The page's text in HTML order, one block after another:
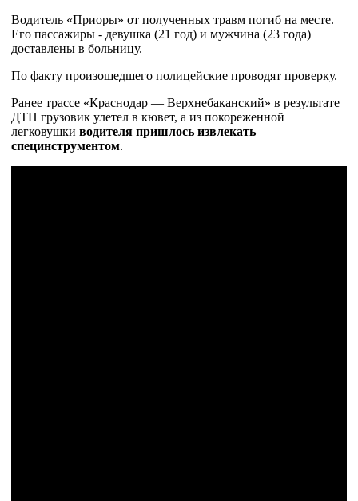
Водитель «Приоры» от полученных травм погиб на месте.
Его пассажиры - девушка (21 год) и мужчина (23 года)
доставлены в больницу.
По факту произошедшего полицейские проводят проверку.
Ранее трассе «Краснодар — Верхнебаканский» в результате
ДТП грузовик улетел в кювет, а из покореженной
легковушки водителя пришлось извлекать
специнструментом.